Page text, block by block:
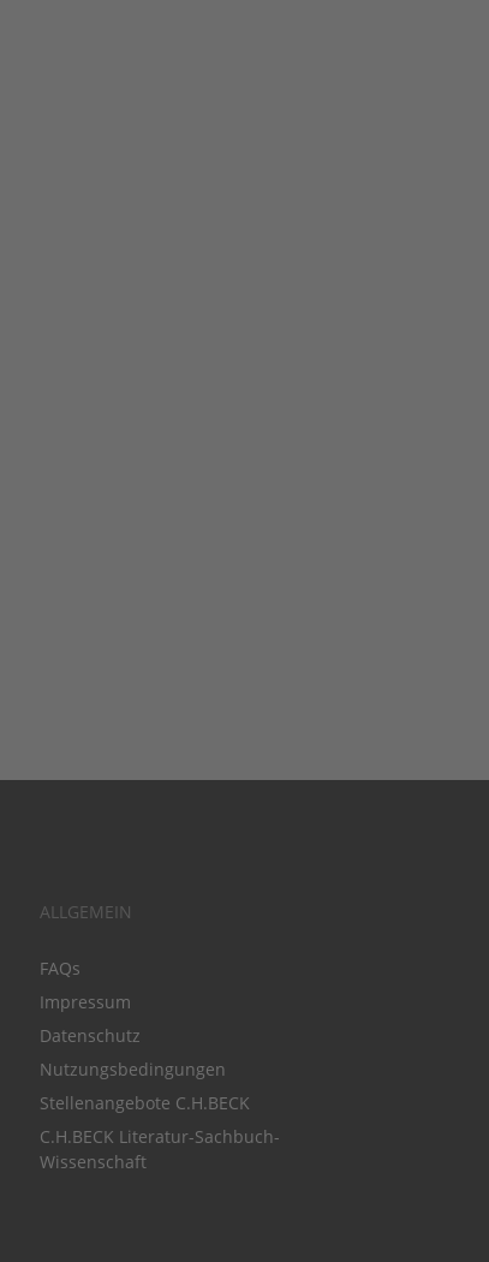
ALLGEMEIN
FAQs
Impressum
Datenschutz
Nutzungsbedingungen
Stellenangebote C.H.BECK
C.H.BECK Literatur-Sachbuch-
Wissenschaft